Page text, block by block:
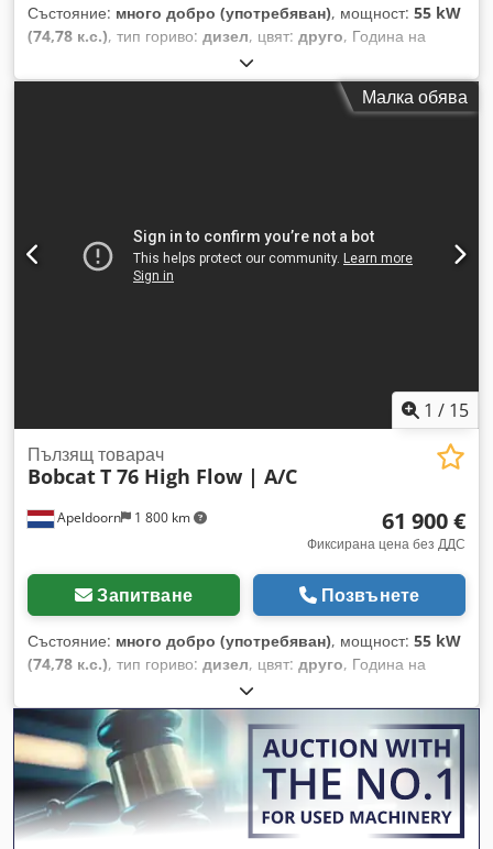
Състояние: много добро (употребяван), мощност: 55 kW
(74,78 к.с.), тип гориво: дизел, цвят: друго, Година на
, часове на работа:
Оборудване:климатик, Собствено тегло: 4 898 кг Размери
(Д x Ш x В): 395 x 220 x 208 см Управление: твърдо Марка
Stage V / Tier IV final 2-скорости на движение, Ride control,
климатик, камера за заден ход, въздушно окачена седалка,
управление с джойстик
Малка обява
1 / 15
Apeldoorn 1 800 km
Пълзящ товарач
BobcatT 76 High Flow | A/C
61 900 €
Фиксирана цена без ДДС
Запитване Позвънете
Състояние: много добро (употребяван), мощност: 55 kW
(74,78 к.с.), тип гориво: дизел, цвят: друго, Година на
, часове на работа:
Оборудване:климатик, Техническа информация Брой
цилиндри: 4 Работен обем на двигателя: 2 400 куб. см
Управление: Рамково (Bock) Маркa на двигателя: Bobcat
Собствено тегло: 4 898 кг Размери (Д x Ш x В): 390 x 186 x
206 см Функционалност Бързосменна система: Да CE
маркировка: да Състояние Техническо състояние: много